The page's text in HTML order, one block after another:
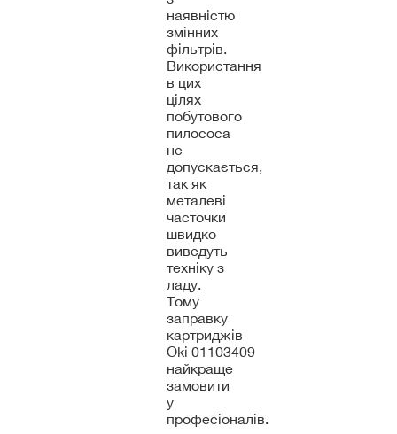
наявністю
змінних
фільтрів.
Використання
в цих
цілях
побутового
пилососа
не
допускається,
так як
металеві
часточки
швидко
виведуть
техніку з
ладу.
Тому
заправку
картриджів
Oki 01103409
найкраще
замовити
у
професіоналів.